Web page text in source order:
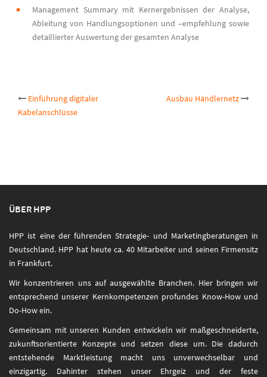
Management Summary mit Kernergebnissen der Analyse,
Ableitung von Handlungsoptionen und –empfehlung sowie
detaillierter Auswertung der gesamten Analyse
Post
Einführung digitaler
Kabelanschlüsse
Ausbau Händlernetz
ÜBER HPP
HPP ist eine der führenden Strategie- und Marketingberatungen in
Deutschland. HPP hat heute ca. 40 Mitarbeiter und seinen Firmensitz
in Frankfurt.
Wir konzentrieren uns auf ausgewählte Branchen. Hier bringen wir
entsprechend unserer Kernkompetenzen profundes Know-How und
Do-How ein.
Gemeinsam mit unseren Kunden entwickeln wir maßgeschneiderte,
zukunftsorientierte Konzepte und setzen diese um. Die dadurch
entstehende Marktleistung macht uns unverwechselbar und
einzigartig. Dahinter stehen unser Ehrgeiz und der feste